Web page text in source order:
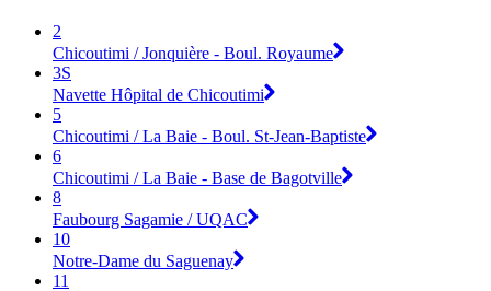
2
Chicoutimi / Jonquière - Boul. Royaume
3S
Navette Hôpital de Chicoutimi
5
Chicoutimi / La Baie - Boul. St-Jean-Baptiste
6
Chicoutimi / La Baie - Base de Bagotville
8
Faubourg Sagamie / UQAC
10
Notre-Dame du Saguenay
11